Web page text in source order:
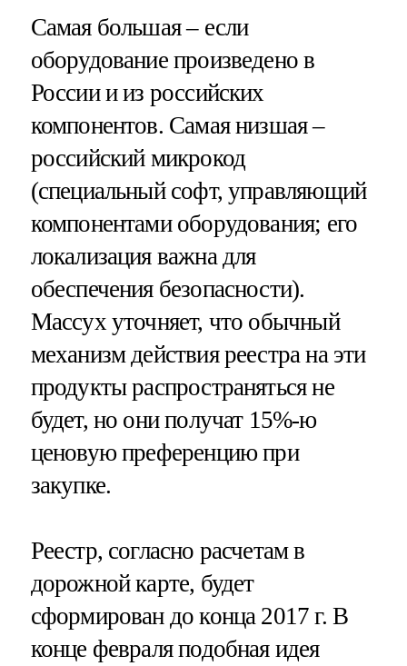
Самая большая – если
оборудование произведено в
России и из российских
компонентов. Самая низшая –
российский микрокод
(специальный софт, управляющий
компонентами оборудования; его
локализация важна для
обеспечения безопасности).
Массух уточняет, что обычный
механизм действия реестра на эти
продукты распространяться не
будет, но они получат 15%-ю
ценовую преференцию при
закупке.
Реестр, согласно расчетам в
дорожной карте, будет
сформирован до конца 2017 г. В
конце февраля подобная идея